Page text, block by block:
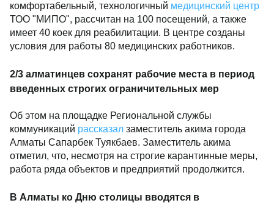
комфортабельный, технологичный медицинский центр
ТОО "МИПО", рассчитан на 100 посещений, а также
имеет 40 коек для реабилитации. В центре созданы
условия для работы 80 медицинских работников.
2/3 алматинцев сохранят рабочие места в период
введенных строгих ограничительных мер
Об этом на площадке Региональной службы
коммуникаций рассказал заместитель акима города
Алматы Сапарбек Туякбаев. Заместитель акима
отметил, что, несмотря на строгие карантинные меры,
работа ряда объектов и предприятий продолжится.
В Алматы ко Дню столицы вводятся в